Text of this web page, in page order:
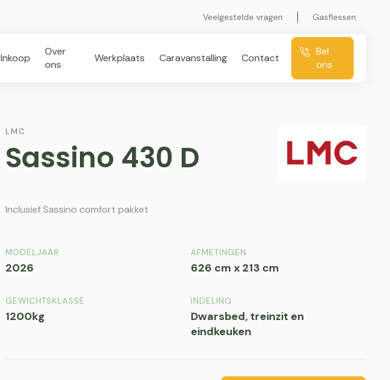
Veelgestelde vragen Gasflessen
Inkoop
Over
ons
Werkplaats Caravanstalling Contact
Bel
ons
LMC
Sassino 430 D
Inclusief Sassino comfort pakket
MODELJAAR
2026
AFMETINGEN
626 cm x 213 cm
GEWICHTSKLASSE
1200kg
INDELING
Dwarsbed, treinzit en
eindkeuken